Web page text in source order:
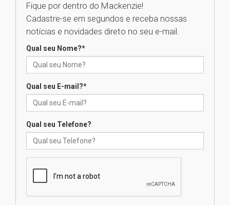
Seminário discute desafios
das novas tecnologias em
calouros do segundo semestre
Brasília prepara seus
mesmo do Ensino Médio
Fique por dentro do Mackenzie!
Cadastre-se em segundos e receba nossas
notícias e novidades direto no seu e-mail.
Qual seu Nome?*
Qual seu E-mail?*
Qual seu Telefone?